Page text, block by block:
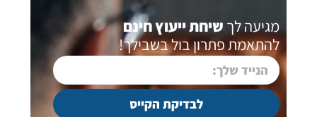
מגיעה לך שיחת ייעוץ חינם
להתאמת פתרון בול בשבילך!
לבדיקת הקייס